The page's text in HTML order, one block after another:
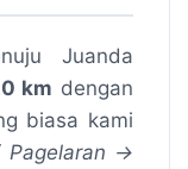
Juanda
km dengan
biasa kami
Pagelaran →